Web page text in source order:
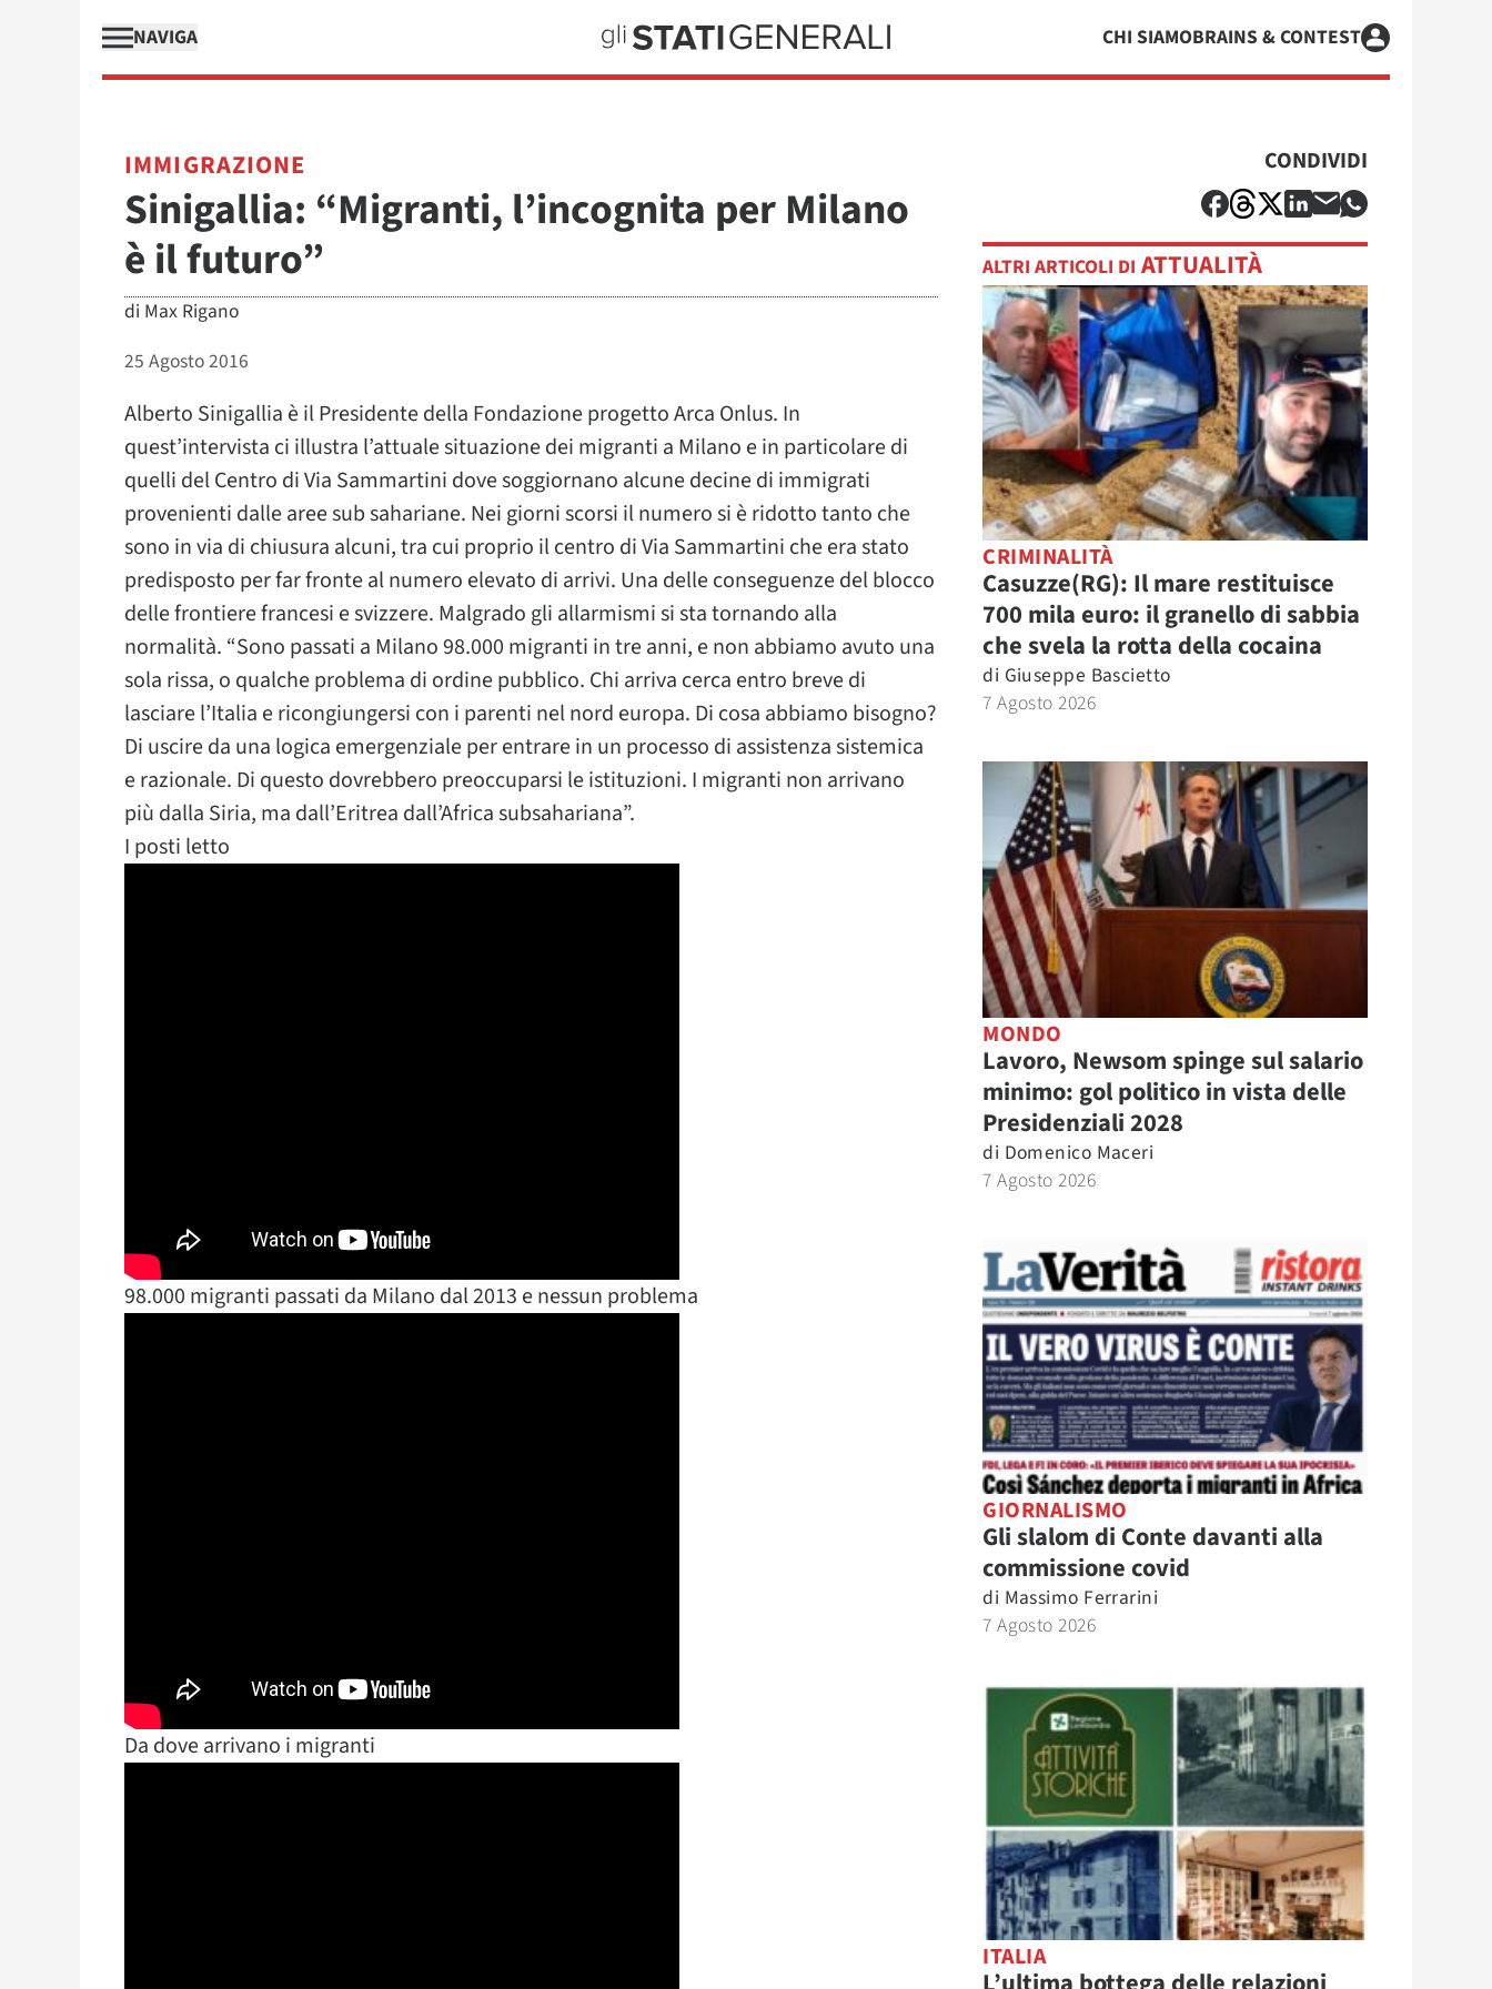
NAVIGA CHI SIAMOBRAINS & CONTEST
IMMIGRAZIONE
Sinigallia: “Migranti, l’incognita per Milano
è il futuro”
di Max Rigano
25 Agosto 2016
Alberto Sinigallia è il Presidente della Fondazione progetto Arca Onlus. In
quest’intervista ci illustra l’attuale situazione dei migranti a Milano e in particolare di
quelli del Centro di Via Sammartini dove soggiornano alcune decine di immigrati
provenienti dalle aree sub sahariane. Nei giorni scorsi il numero si è ridotto tanto che
sono in via di chiusura alcuni, tra cui proprio il centro di Via Sammartini che era stato
predisposto per far fronte al numero elevato di arrivi. Una delle conseguenze del blocco
delle frontiere francesi e svizzere. Malgrado gli allarmismi si sta tornando alla
normalità. “Sono passati a Milano 98.000 migranti in tre anni, e non abbiamo avuto una
sola rissa, o qualche problema di ordine pubblico. Chi arriva cerca entro breve di
lasciare l’Italia e ricongiungersi con i parenti nel nord europa. Di cosa abbiamo bisogno?
Di uscire da una logica emergenziale per entrare in un processo di assistenza sistemica
e razionale. Di questo dovrebbero preoccuparsi le istituzioni. I migranti non arrivano
più dalla Siria, ma dall’Eritrea dall’Africa subsahariana”.
I posti letto
98.000 migranti passati da Milano dal 2013 e nessun problema
Da dove arrivano i migranti
CONDIVIDI
ALTRI ARTICOLI DI ATTUALITÀ
CRIMINALITÀ
Casuzze(RG): Il mare restituisce
700 mila euro: il granello di sabbia
che svela la rotta della cocaina
di Giuseppe Bascietto
7 Agosto 2026
MONDO
Lavoro, Newsom spinge sul salario
minimo: gol politico in vista delle
Presidenziali 2028
di Domenico Maceri
7 Agosto 2026
GIORNALISMO
Gli slalom di Conte davanti alla
commissione covid
di Massimo Ferrarini
7 Agosto 2026
ITALIA